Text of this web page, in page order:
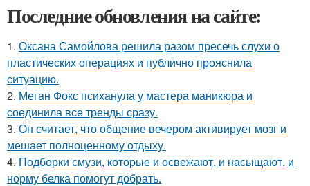
Последние обновления на сайте:
1. Оксана Самойлова решила разом пресечь слухи о
пластических операциях и публично прояснила
ситуацию.
2. Меган Фокс психанула у мастера маникюра и
соединила все тренды сразу.
3. Он считает, что общение вечером активирует мозг и
мешает полноценному отдыху.
4. Подборки смузи, которые и освежают, и насыщают, и
норму белка помогут добрать.